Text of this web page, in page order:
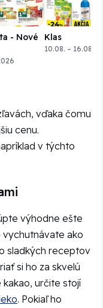
- Nové
Klas
10.08. –
vďaka čomu
cenu.
v týchto
výhodne ešte
vychutnávate ako
sladkých receptov
si ho za skvelú
určite stojí
. Pokiaľ ho